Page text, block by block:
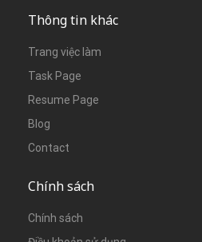
Thông tin khác
Trang việc làm
Task Page
Resume Page
Blog
Contact
Chính sách
Chính sách